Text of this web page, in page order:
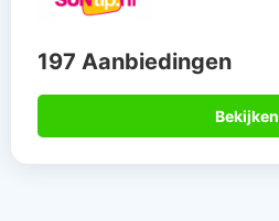
197 Aanbiedingen
Bekijken